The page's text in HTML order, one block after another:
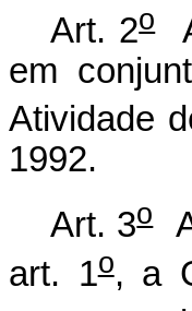
Art. 2oA
em
Atividade
1992.
Art. 3o
art. 1o, a